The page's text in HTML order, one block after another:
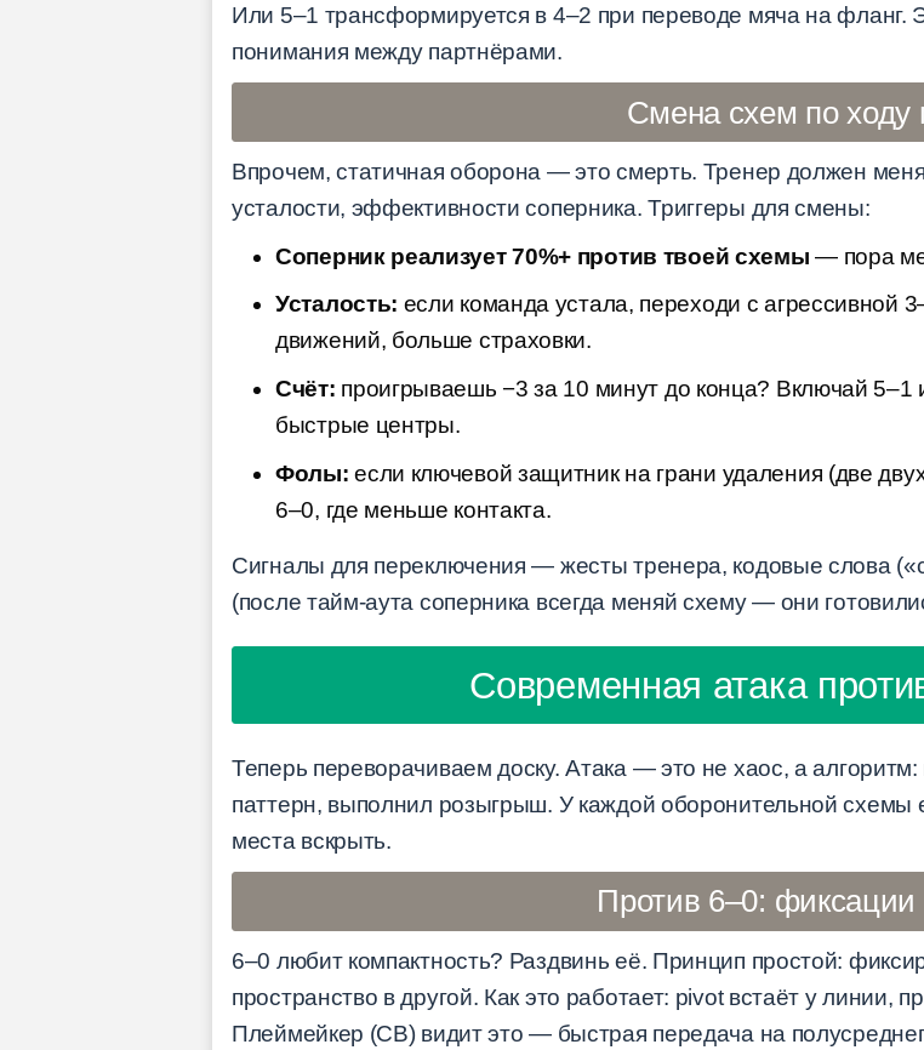
Или 5–1 трансформируется в 4–2 при переводе мяча на фланг.
понимания между партнёрами.
Смена схем по ходу
Впрочем, статичная оборона — это смерть. Тренер должен
усталости, эффективности соперника. Триггеры для смены:
Соперник реализует 70%+ против твоей схемы — пора
Усталость: если команда устала, переходи с
движений, больше страховки.
Счёт: проигрываешь −3 за 10 минут до конца? Включай 5–1
быстрые центры.
Фолы: если ключевой защитник на грани удаления (две
6–0, где меньше контакта.
Сигналы для переключения — жесты тренера, кодовые слова
(после тайм-аута соперника всегда меняй схему — они
Современная атака
Теперь переворачиваем доску. Атака — это не хаос, а
паттерн, выполнил розыгрыш. У каждой оборонительной
места вскрыть.
Против 6–0: фиксации
6–0 любит компактность? Раздвинь её. Принцип простой:
пространство в другой. Как это работает: pivot встаёт у линии,
Плеймейкер (CB) видит это — быстрая передача на